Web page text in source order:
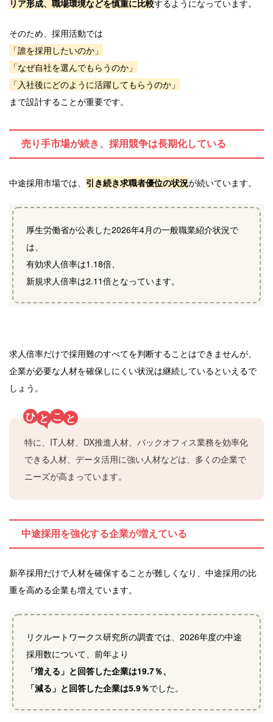
リア形成、職場環境などを慎重に比較するようになっています。
そのため、採用活動では
「誰を採用したいのか」
「なぜ自社を選んでもらうのか」
「入社後にどのように活躍してもらうのか」
まで設計することが重要です。
売り手市場が続き、採用競争は長期化している
中途採用市場では、 引き続き求職者優位の状況が続いています。
厚生労働省が公表した2026年4月の一般職業紹介状況で
は、
有効求人倍率は1.18倍、
新規求人倍率は2.11倍となっています。
求人倍率だけで採用難のすべてを判断することはできませんが、
企業が必要な人材を確保しにくい状況は継続しているといえるで
しょう。
ひ と こ と
特に、IT人材、DX推進人材、バックオフィス業務を効率化
できる人材、データ活用に強い人材などは、多くの企業で
ニーズが高まっています。
中途採用を強化する企業が増えている
新卒採用だけで人材を確保することが難しくなり、中途採用の比
重を高める企業も増えています。
リクルートワークス研究所の調査では、2026年度の中途
採用数について、前年より
「増える」と回答した企業は19.7％、
「減る」と回答した企業は5.9％でした。